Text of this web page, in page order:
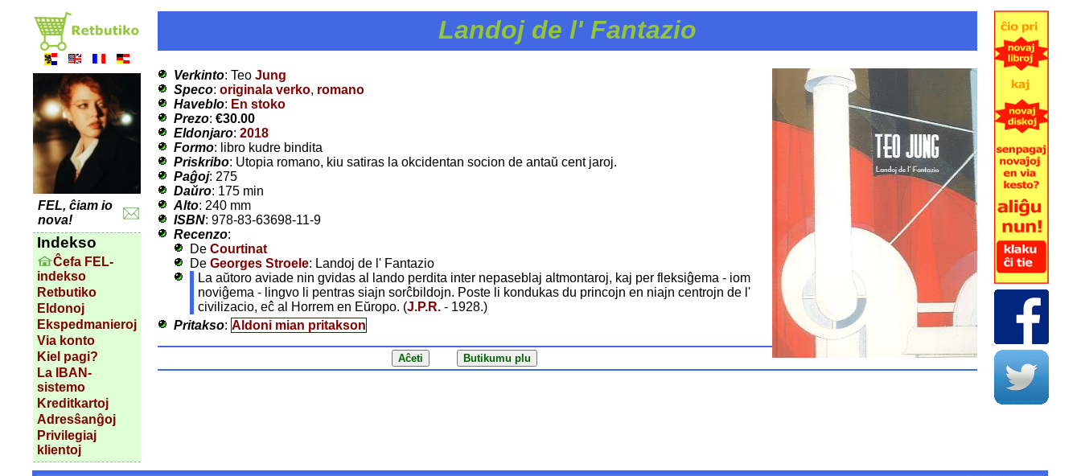
FEL, ĉiam io
nova!
Indekso
Ĉefa FEL-
indekso
Retbutiko
Eldonoj
Ekspedmanieroj
Via konto
Kiel pagi?
La IBAN-
sistemo
Kreditkartoj
Adresŝanĝoj
Privilegiaj
klientoj
Landoj de l' Fantazio
Verkinto: Teo Jung
Speco: originala verko, romano
Haveblo: En stoko
Prezo: €30.00
Eldonjaro: 2018
Formo: libro kudre bindita
Priskribo: Utopia romano, kiu satiras la okcidentan socion de antaŭ cent jaroj.
Paĝoj: 275
Daŭro: 175 min
Alto: 240 mm
ISBN: 978-83-63698-11-9
Recenzo:
De Courtinat
De Georges Stroele: Landoj de l' Fantazio
La aŭtoro aviade nin gvidas al lando perdita inter nepaseblaj altmontaroj, kaj per fleksiĝema - iom
noviĝema - lingvo li pentras siajn sorĉbildojn. Poste li kondukas du princojn en niajn centrojn de l'
civilizacio, eĉ al Horrem en Eŭropo. (J.P.R.- 1928.)
Pritakso: Aldoni mian pritakson